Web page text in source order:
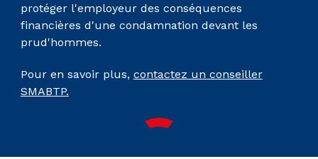
protéger l'employeur des conséquences
financières d'une condamnation devant les
prud'hommes.
Pour en savoir plus, contactez un conseiller
SMABTP.